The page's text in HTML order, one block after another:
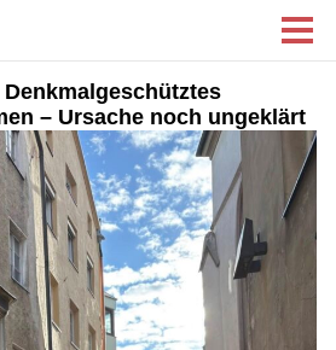
– Ursache noch ungeklärt